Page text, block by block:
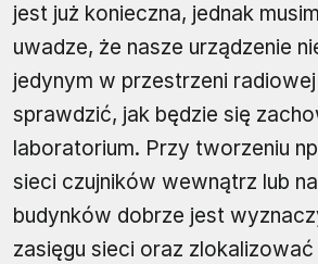
jest już konieczna, jednak
uwadze, że nasze urządzenie
jedynym w przestrzeni
sprawdzić, jak będzie się
laboratorium. Przy tworzeniu
sieci czujników wewnątrz lub
budynków dobrze jest
zasięgu sieci oraz zlokalizować